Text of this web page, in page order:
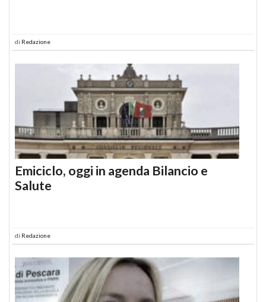
di Redazione
Emiciclo, oggi in agenda Bilancio e
Salute
di Redazione